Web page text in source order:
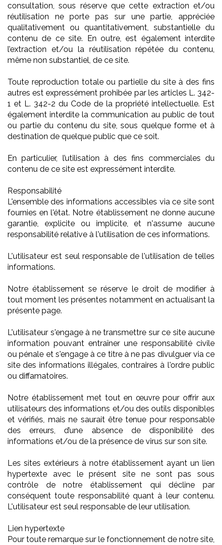
consultation, sous réserve que cette extraction et/ou
réutilisation ne porte pas sur une partie, appréciée
qualitativement ou quantitativement, substantielle du
contenu de ce site. En outre, est également interdite
l’extraction et/ou la réutilisation répétée du contenu,
même non substantiel, de ce site.
Toute reproduction totale ou partielle du site à des fins
autres est expressément prohibée par les articles L. 342-
1 et L. 342-2 du Code de la propriété intellectuelle. Est
également interdite la communication au public de tout
ou partie du contenu du site, sous quelque forme et à
destination de quelque public que ce soit.
En particulier, l’utilisation à des fins commerciales du
contenu de ce site est expressément interdite.
Responsabilité
L'ensemble des informations accessibles via ce site sont
fournies en l'état. Notre établissement ne donne aucune
garantie, explicite ou implicite, et n'assume aucune
responsabilité relative à l'utilisation de ces informations.
L'utilisateur est seul responsable de l'utilisation de telles
informations.
Notre établissement se réserve le droit de modifier à
tout moment les présentes notamment en actualisant la
présente page.
L'utilisateur s'engage à ne transmettre sur ce site aucune
information pouvant entraîner une responsabilité civile
ou pénale et s'engage à ce titre à ne pas divulguer via ce
site des informations illégales, contraires à l'ordre public
ou diffamatoires.
Notre établissement met tout en œuvre pour offrir aux
utilisateurs des informations et/ou des outils disponibles
et vérifiés, mais ne saurait être tenue pour responsable
des erreurs, d’une absence de disponibilité des
informations et/ou de la présence de virus sur son site.
Les sites extérieurs à notre établissement ayant un lien
hypertexte avec le présent site ne sont pas sous
contrôle de notre établissement qui décline par
conséquent toute responsabilité quant à leur contenu.
L'utilisateur est seul responsable de leur utilisation.
Lien hypertexte
Pour toute remarque sur le fonctionnement de notre site,